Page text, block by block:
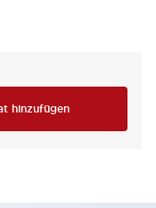
hinzufügen